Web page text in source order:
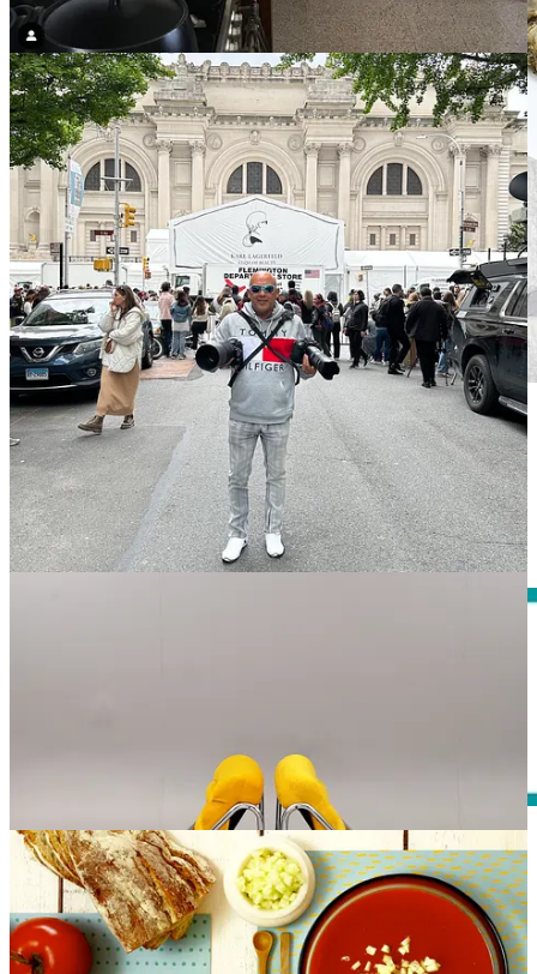
Alcachofas, espárragos y tocino salado. Son los tres ingredientes
y el nombre de la receta de la semana. Un plato con aromas a
Navarra que viene en el mejor momento para hacerla. Al mercado
de cabeza.
Comienza a leer la receta